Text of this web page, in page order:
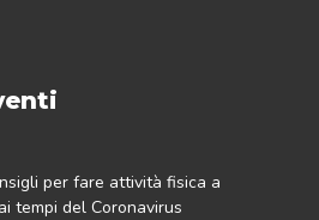
per fare attività fisica a
tempi del Coronavirus